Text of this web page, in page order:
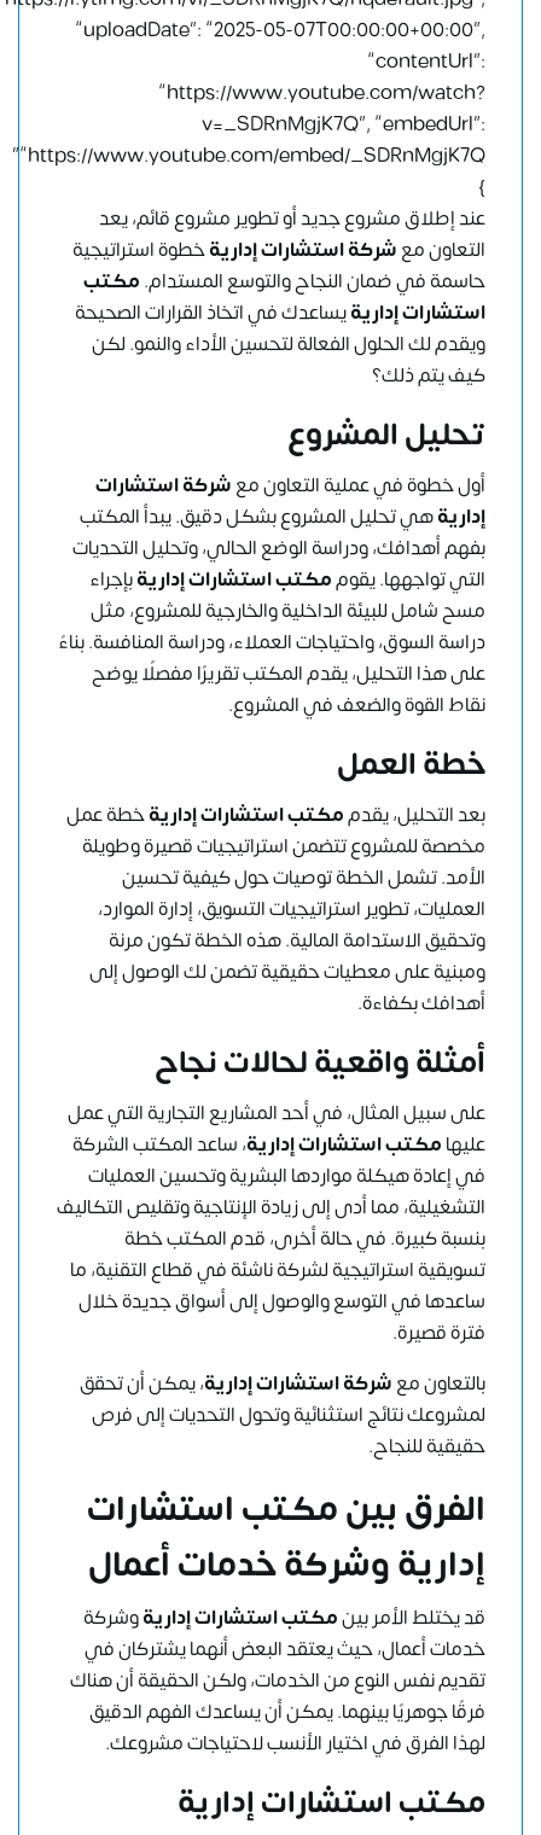
“uploadDate”: “2025-05-07T00:00:00+00:00”,
“contentUrl”:
“https://www.youtube.com/watch?
v=_SDRnMgjK7Q”, “embedUrl”:
“https://www.youtube.com/embed/_SDRnMgjK7Q”
}
عند إطلاق مشروع جديد أو تطوير مشروع قائم، يعد
التعاون معشركة استشارات إداريةخطوة استراتيجية
حاسمة في ضمان النجاح والتوسع المستدام.مكتب
استشارات إداريةيساعدك في اتخاذ القرارات الصحيحة
ويقدم لك الحلول الفعالة لتحسين الأداء والنمو. لكن
كيف يتم ذلك؟
تحليل المشروع
أول خطوة في عملية التعاون معشركة استشارات
إداريةهي تحليل المشروع بشكل دقيق. يبدأ المكتب
بفهم أهدافك، ودراسة الوضع الحالي، وتحليل التحديات
التي تواجهها. يقوممكتب استشارات إداريةبإجراء
مسح شامل للبيئة الداخلية والخارجية للمشروع، مثل
دراسة السوق، واحتياجات العملاء، ودراسة المنافسة. بناءً
على هذا التحليل، يقدم المكتب تقريرًا مفصلًا يوضح
نقاط القوة والضعف في المشروع.
خطة العمل
بعد التحليل، يقدممكتب استشارات إداريةخطة عمل
مخصصة للمشروع تتضمن استراتيجيات قصيرة وطويلة
الأمد. تشمل الخطة توصيات حول كيفية تحسين
العمليات، تطوير استراتيجيات التسويق، إدارة الموارد،
وتحقيق الاستدامة المالية. هذه الخطة تكون مرنة
ومبنية على معطيات حقيقية تضمن لك الوصول إلى
أهدافك بكفاءة.
أمثلة واقعية لحالات نجاح
على سبيل المثال، في أحد المشاريع التجارية التي عمل
عليهامكتب استشارات إدارية، ساعد المكتب الشركة
في إعادة هيكلة مواردها البشرية وتحسين العمليات
التشغيلية، مما أدى إلى زيادة الإنتاجية وتقليص التكاليف
بنسبة كبيرة. في حالة أخرى، قدم المكتب خطة
تسويقية استراتيجية لشركة ناشئة في قطاع التقنية، ما
ساعدها في التوسع والوصول إلى أسواق جديدة خلال
فترة قصيرة.
بالتعاون معشركة استشارات إدارية، يمكن أن تحقق
لمشروعك نتائج استثنائية وتحول التحديات إلى فرص
حقيقية للنجاح.
الفرق بينمكتب استشارات
إداريةوشركة خدمات أعمال
قد يختلط الأمر بينمكتب استشارات إداريةوشركة
خدمات أعمال، حيث يعتقد البعض أنهما يشتركان في
تقديم نفس النوع من الخدمات، ولكن الحقيقة أن هناك
فرقًا جوهريًا بينهما. يمكن أن يساعدك الفهم الدقيق
لهذا الفرق في اختيار الأنسب لاحتياجات مشروعك.
مكتب استشارات إدارية